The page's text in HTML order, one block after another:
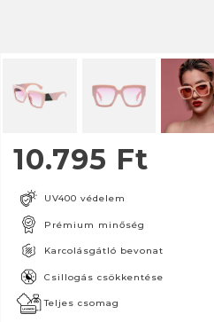
10.795 Ft
UV400 védelem
Prémium minőség
Karcolásgátló bevonat
Csillogás csökkentése
Teljes csomag